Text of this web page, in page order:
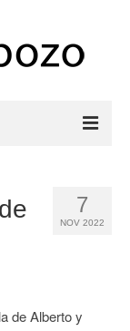
7
NOV 2022
de Alberto y